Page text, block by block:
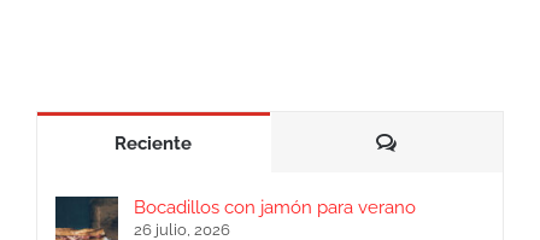
Reciente Comentarios
Bocadillos con jamón para verano
26 julio, 2026